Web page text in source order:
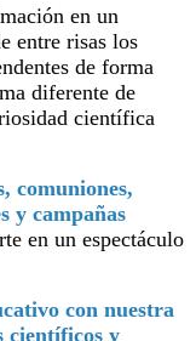
en un
entre risas los
de forma
diferente de
científica
comuniones,
y campañas
en un espectáculo
con nuestra
científicos y